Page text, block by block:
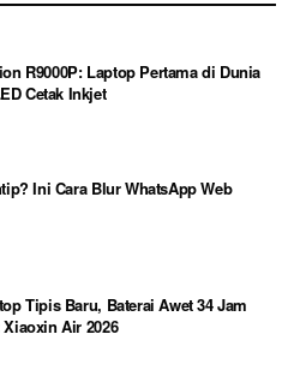
R9000P: Laptop Pertama di Dunia
Cetak Inkjet
Ini Cara Blur WhatsApp Web
Tipis Baru, Baterai Awet 34 Jam
Air 2026